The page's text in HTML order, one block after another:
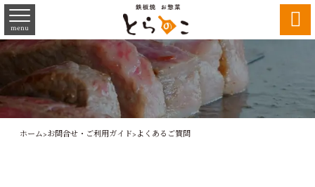
menu 
ホーム>お問合せ・ご利用ガイド> よくあるご質問